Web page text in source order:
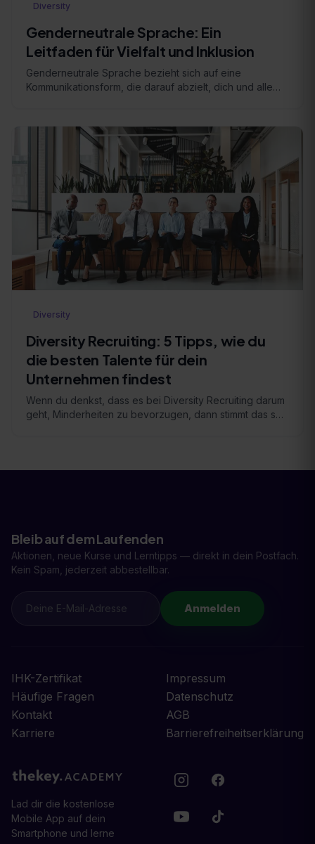
Diversity
Genderneutrale Sprache: Ein
Leitfaden für Vielfalt und Inklusion
Genderneutrale Sprache bezieht sich auf eine
Kommunikationsform, die darauf abzielt, dich und alle
Diversity
Diversity Recruiting: 5 Tipps, wie du
die besten Talente für dein
Unternehmen findest
Wenn du denkst, dass es bei Diversity Recruiting darum
geht, Minderheiten zu bevorzugen, dann stimmt das so
Bleib auf dem Laufenden
Aktionen, neue Kurse und Lerntipps — direkt in dein Postfach.
Kein Spam, jederzeit abbestellbar.
Anmelden
IHK-Zertifikat
Häufige Fragen
Kontakt
Karriere
Impressum
Datenschutz
AGB
Barrierefreiheitserklärung
Lad dir die kostenlose
Mobile App auf dein
Smartphone und lerne